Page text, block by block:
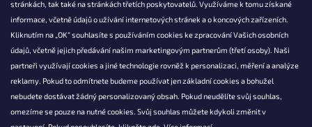
stránkách, tak také na stránkách třetích poskytovatelů. Využíváme k tomu získané
informace, včetně údajů o užívání internetových stránek a o koncových zařízeních.
Kliknutím na „OK“ souhlasíte s používáním cookies ke zpracování Vašich osobních
údajů, včetně jejich předávání našim marketingovým partnerům (třetí osoby). Naši
partneři využívají cookies a jiné technologie rovněž k personalizaci, měření a analýze
reklamy. Pokud to odmítnete budeme používat jen základní cookies a bohužel
nebudete dostávat žádný personalizovaný obsah. Pokud neudělíte svůj souhlas,
omezíme se pouze na nutné cookies. Svůj souhlas můžete kdykoli změnit v
info@falanzo.cz
Falanzo.cz
FalanzoCZ